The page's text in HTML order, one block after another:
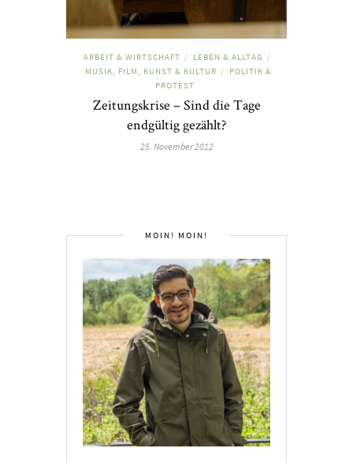
ARBEIT & WIRTSCHAFT / LEBEN & ALLTAG /
MUSIK, FILM, KUNST & KULTUR /
POLITIK &
PROTEST
Zeitungskrise – Sind die Tage
endgültig gezählt?
25. November 2012
MOIN! MOIN!